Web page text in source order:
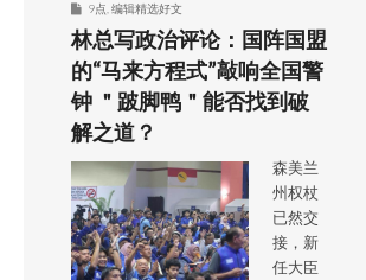
9点 编辑精选好文
林总写政治评论：国阵国盟
的“马来方程式”敲响全国警
钟 ＂跛脚鸭＂能否找到破
解之道？
森美兰
州权杖
已然交
接，新
任大臣